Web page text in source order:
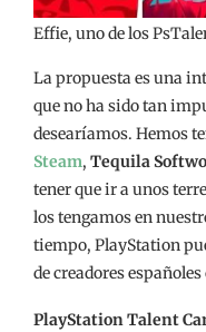
Effie, uno de los
La propuesta es una
que no ha sido tan
desearíamos. Hemos
Steam, Tequila
tener que ir a unos
los tengamos en
tiempo, PlayStation
de creadores
PlayStation Talent